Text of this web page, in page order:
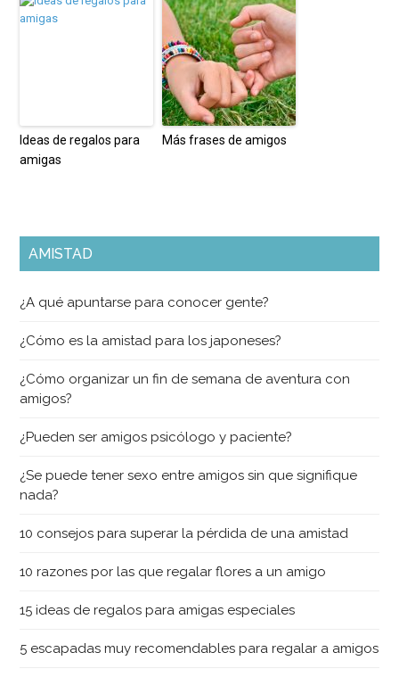
Ideas de regalos para
amigas
Más frases de amigos
AMISTAD
¿A qué apuntarse para conocer gente?
¿Cómo es la amistad para los japoneses?
¿Cómo organizar un fin de semana de aventura con
amigos?
¿Pueden ser amigos psicólogo y paciente?
¿Se puede tener sexo entre amigos sin que signifique
nada?
10 consejos para superar la pérdida de una amistad
10 razones por las que regalar flores a un amigo
15 ideas de regalos para amigas especiales
5 escapadas muy recomendables para regalar a amigos